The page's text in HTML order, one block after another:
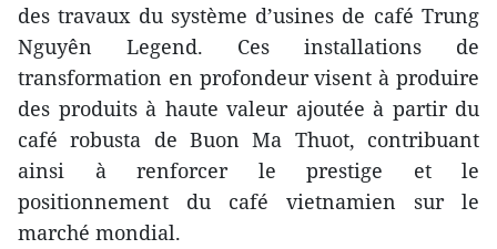
des travaux du système d’usines de café Trung
Nguyên Legend. Ces installations de
transformation en profondeur visent à produire
des produits à haute valeur ajoutée à partir du
café robusta de Buon Ma Thuot, contribuant
ainsi à renforcer le prestige et le
positionnement du café vietnamien sur le
marché mondial.